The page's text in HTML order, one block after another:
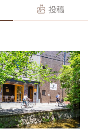
投稿